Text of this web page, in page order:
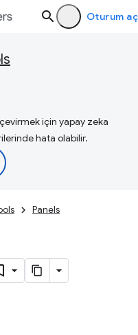
Oturum aç
için yapay zeka
hata olabilir.
Panels